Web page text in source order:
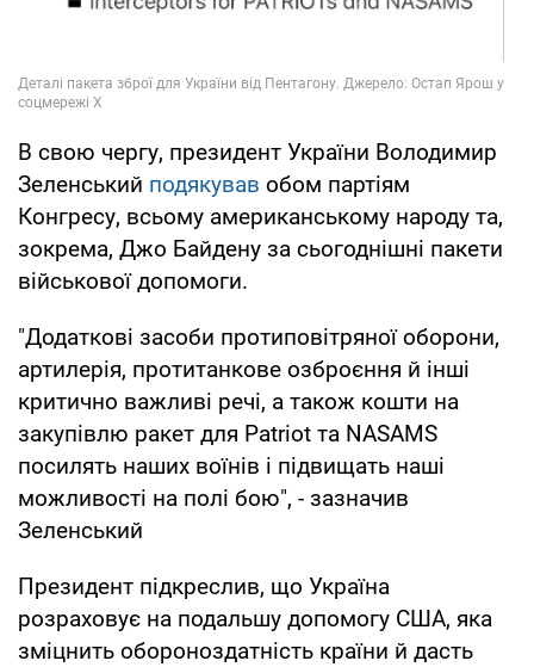
В свою чергу, президент України Володимир
Зеленський подякував обом партіям
Конгресу, всьому американському народу та,
зокрема, Джо Байдену за сьогоднішні пакети
військової допомоги.
"Додаткові засоби протиповітряної оборони,
артилерія, протитанкове озброєння й інші
критично важливі речі, а також кошти на
закупівлю ракет для Patriot та NASAMS
посилять наших воїнів і підвищать наші
можливості на полі бою", - зазначив
Зеленський
Президент підкреслив, що Україна
розраховує на подальшу допомогу США, яка
зміцнить обороноздатність країни й дасть